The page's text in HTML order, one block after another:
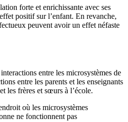
forte et enrichissante avec ses
positif sur l’enfant. En revanche,
peuvent avoir un effet néfaste
entre les microsystèmes de
entre les parents et les enseignants
les frères et sœurs à l’école.
où les microsystèmes
ne fonctionnent pas